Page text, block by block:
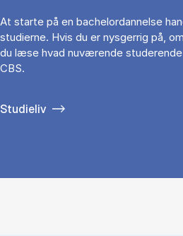
At starte på en bachelordannelse
studierne. Hvis du er nysgerrig på,
du læse hvad nuværende
CBS.
Studieliv